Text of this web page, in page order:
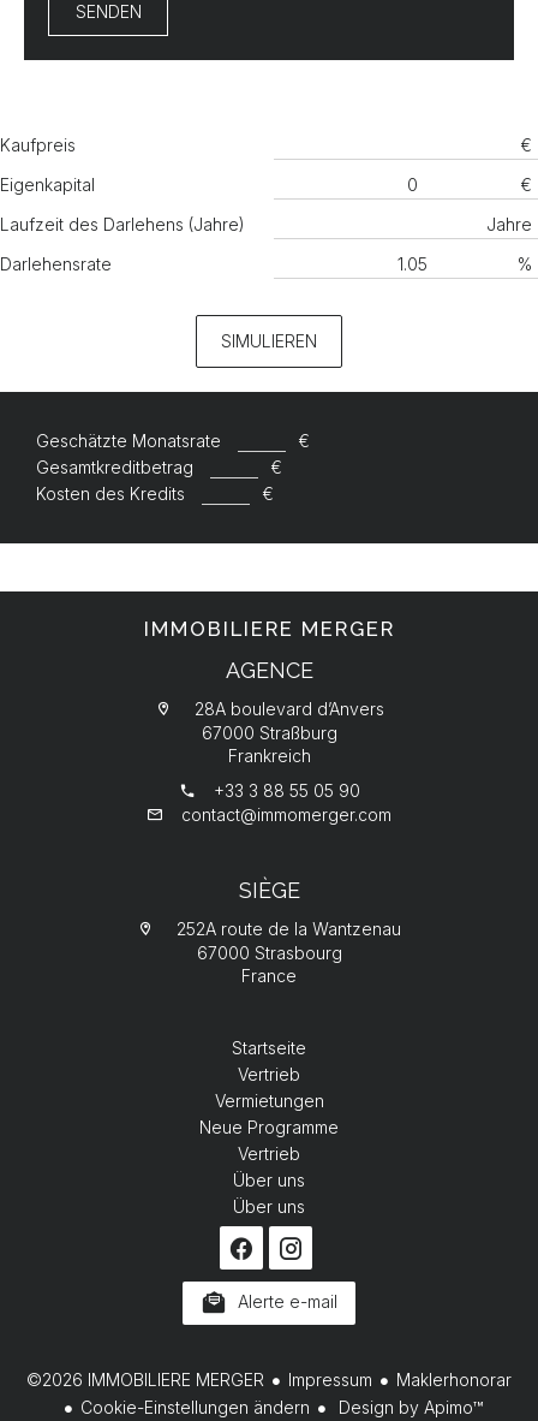
SENDEN
Kaufpreis
€
Eigenkapital
€
Laufzeit des Darlehens (Jahre)
Jahre
Darlehensrate
%
SIMULIEREN
Geschätzte Monatsrate
€
Gesamtkreditbetrag
€
Kosten des Kredits
€
IMMOBILIERE MERGER
AGENCE
28A boulevard d’Anvers
67000 Straßburg
Frankreich
+33 3 88 55 05 90
contact@immomerger.com
SIÈGE
252A route de la Wantzenau
67000 Strasbourg
France
Startseite
Vertrieb
Vermietungen
Neue Programme
Vertrieb
Über uns
Über uns
Alerte e-mail
©2026 IMMOBILIERE MERGER Impressum
Maklerhonorar
Cookie-Einstellungen ändern
Design by Apimo™